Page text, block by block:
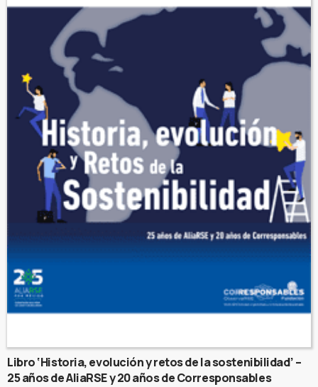
Libro ‘Historia, evolución y retos de la sostenibilidad’ –
25 años de AliaRSE y 20 años de Corresponsables